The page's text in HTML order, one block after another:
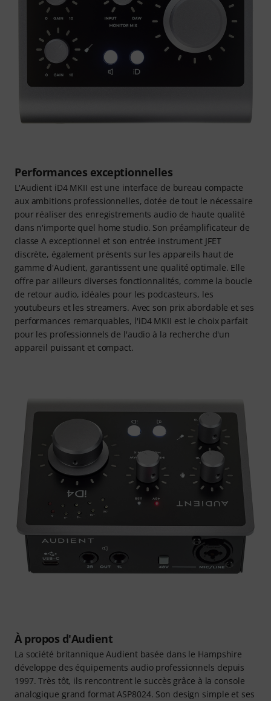
Performances exceptionnelles
L'Audient iD4 MKII est une interface de bureau compacte
aux ambitions professionnelles, dotée de tout le nécessaire
pour réaliser des enregistrements audio de haute qualité
dans n'importe quel home studio. Son préamplificateur de
classe A exceptionnel et son entrée instrument JFET
discrète, également présents sur les appareils haut de
gamme d'Audient, garantissent une qualité optimale. Elle
offre par ailleurs diverses fonctionnalités, comme la boucle
de retour audio, idéales pour les podcasteurs, les
youtubeurs et les streamers. Avec son prix abordable et ses
performances remarquables, l'iD4 MKII est le choix parfait
pour les professionnels de l'audio à la recherche d'un
appareil puissant et compact.
À propos d'Audient
La société britannique Audient basée dans le Hampshire
développe des équipements audio professionnels depuis
1997. Très tôt, ils rencontrent le succès grâce à la console
analogique grand format ASP8024. Son design simple et ses